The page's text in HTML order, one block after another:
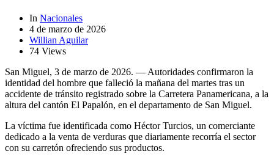
In Nacionales
4 de marzo de 2026
Willian Aguilar
74 Views
San Miguel, 3 de marzo de 2026. — Autoridades confirmaron la
identidad del hombre que falleció la mañana del martes tras un
accidente de tránsito registrado sobre la Carretera Panamericana, a la
altura del cantón El Papalón, en el departamento de San Miguel.
La víctima fue identificada como Héctor Turcios, un comerciante
dedicado a la venta de verduras que diariamente recorría el sector
con su carretón ofreciendo sus productos.